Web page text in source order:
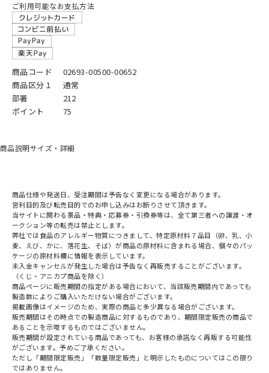
ご利用可能なお支払方法
商品コード
02693-00500-00652
商品区分１
通常
部署
212
ポイント
75
商品説明サイズ・詳細
商品仕様や発送日、受注期間は予告なく変更になる場合があります。
営利目的及び転売目的でのお申し込みはお断りさせて頂きます。
当サイトに関わる景品・特典・応募券・引換券等は、全て第三者への譲渡・オ
ークション等の転売は禁止とします。
弊社では食品のアレルギー物質につきまして、特定原材料７品目（卵、乳、小
麦、えび、かに、落花生、そば）が商品の原材料に含まれる場合、個々のパッ
ケージの原材料欄に情報を表示しています。
未入金キャンセルが発生した場合は予告なく再販売することがございます。
（くじ・アニカプ商品を除く）
商品ページに販売期間の指定がある場合において、当該販売期間内であっても
製造数によりご購入いただけない場合がございます。
掲載画像はイメージのため、実際の商品と多少異なる場合がございます。
販売期間はその時点での製造商品に対するものであり、期間限定販売の商品で
あることを示唆するものではございません。
販売期間が設定されている商品であっても、お客様の承諾なく再販する可能性
がございます。予めご了承ください。
ただし「期間限定販売」「数量限定販売」と明示したものについてはこの限り
ではありません。